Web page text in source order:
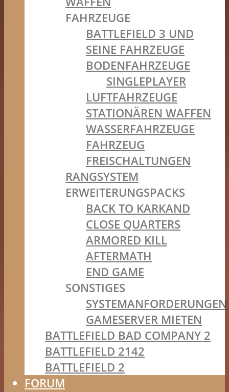
FAHRZEUGE
BATTLEFIELD 3 UND
SEINE FAHRZEUGE
BODENFAHRZEUGE
SINGLEPLAYER
LUFTFAHRZEUGE
STATIONÄREN WAFFEN
WASSERFAHRZEUGE
FAHRZEUG
FREISCHALTUNGEN
RANGSYSTEM
ERWEITERUNGSPACKS
BACK TO KARKAND
CLOSE QUARTERS
ARMORED KILL
AFTERMATH
END GAME
SONSTIGES
SYSTEMANFORDERUNGEN
GAMESERVER MIETEN
BATTLEFIELD BAD COMPANY 2
BATTLEFIELD 2142
BATTLEFIELD 2
FORUM